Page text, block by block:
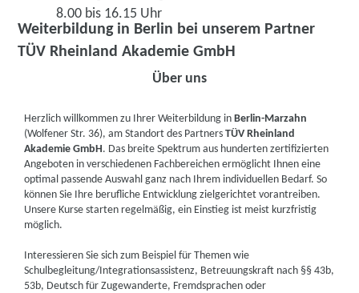
Weiterbildung in Berlin bei unserem Partner
TÜV Rheinland Akademie GmbH
8.00 bis 16.15 Uhr
Über uns
Herzlich willkommen zu Ihrer Weiterbildung inBerlin-Marzahn
(Wolfener Str. 36), am Standort des PartnersTÜV Rheinland
Akademie GmbH. Das breite Spektrum aus hunderten zertifizierten
Angeboten in verschiedenen Fachbereichen ermöglicht Ihnen eine
optimal passende Auswahl ganz nach Ihrem individuellen Bedarf. So
können Sie Ihre berufliche Entwicklung zielgerichtet vorantreiben.
Unsere Kurse starten regelmäßig, ein Einstieg ist meist kurzfristig
möglich.
Interessieren Sie sich zum Beispiel für Themen wie
Schulbegleitung/Integrationsassistenz, Betreuungskraft nach §§ 43b,
53b, Deutsch für Zugewanderte, Fremdsprachen oder